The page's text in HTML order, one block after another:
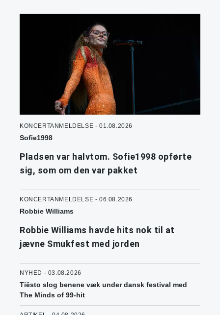
KONCERTANMELDELSE - 01.08.2026
Sofie1998
Pladsen var halvtom. Sofie1998 opførte
sig, som om den var pakket
KONCERTANMELDELSE - 06.08.2026
Robbie Williams
Robbie Williams havde hits nok til at
jævne Smukfest med jorden
NYHED - 03.08.2026
Tiësto slog benene væk under dansk festival med
The Minds of 99-hit